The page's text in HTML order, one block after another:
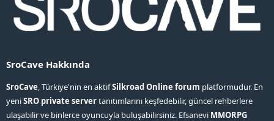
SroCave Hakkında
SroCave, Türkiye'nin en aktifSilkroad Online forum platformudur. En
yeniSRO private servertanıtımlarını keşfedebilir, güncel rehberlere
ulaşabilir ve binlerce oyuncuyla buluşabilirsiniz. Efsanevi MMORPG